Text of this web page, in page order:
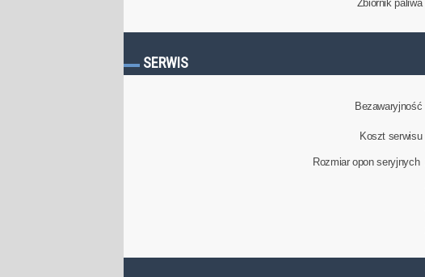
Zbiornik paliwa
SERWIS
Bezawaryjność
Koszt serwisu
Rozmiar opon seryjnych